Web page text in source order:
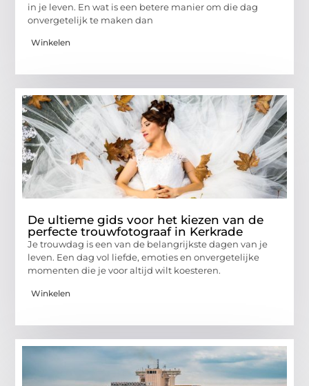
in je leven. En wat is een betere manier om die dag
onvergetelijk te maken dan
Winkelen
De ultieme gids voor het kiezen van de
perfecte trouwfotograaf in Kerkrade
Je trouwdag is een van de belangrijkste dagen van je
leven. Een dag vol liefde, emoties en onvergetelijke
momenten die je voor altijd wilt koesteren.
Winkelen